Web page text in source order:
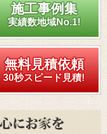
施工事例集
実績数地域No.1!
無料見積依頼
30秒スピード見積!